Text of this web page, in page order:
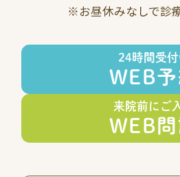
※お昼休みなしで診
24時間受付
WEB予
来院前にご
WEB